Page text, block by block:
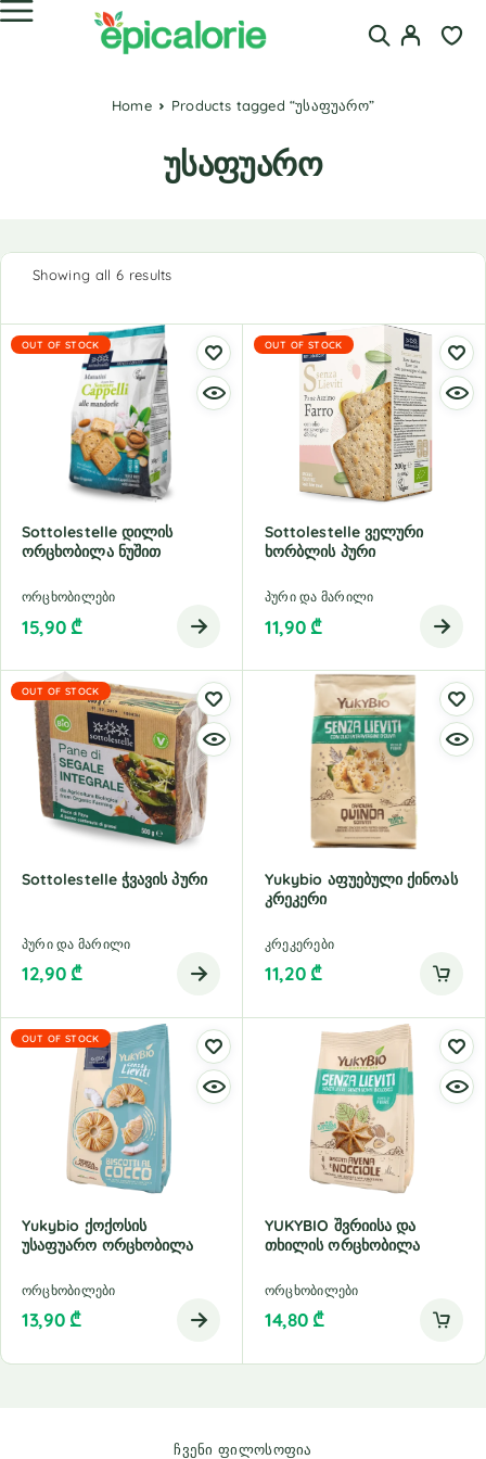
Home Products tagged “უსაფუარო”
უსაფუარო
Showing all 6 results
OUT OF STOCK
Sottolestelle Დილის
Ორცხობილა Ნუშით
ორცხობილები
15,90 ₾
OUT OF STOCK
Sottolestelle Ველური
Ხორბლის Პური
პური და მარილი
11,90 ₾
OUT OF STOCK
Sottolestelle Ჭვავის Პური
პური და მარილი
12,90 ₾
Yukybio Აფუებული Ქინოას
Კრეკერი
კრეკერები
11,20 ₾
OUT OF STOCK
Yukybio Ქოქოსის
Უსაფუარო Ორცხობილა
ორცხობილები
13,90 ₾
YUKYBIO Შვრიისა Და
Თხილის Ორცხობილა
ორცხობილები
14,80 ₾
ჩვენი ფილოსოფია